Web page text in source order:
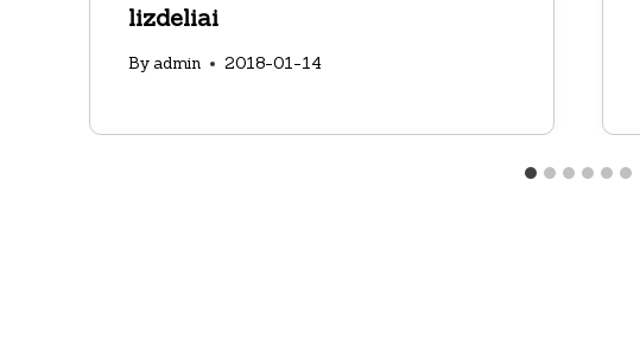
lizdeliai
By admin 2018-01-14